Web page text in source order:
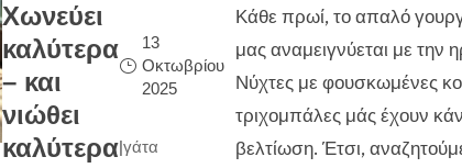
Χωνεύει
καλύτερα
– και
νιώθει
καλύτερα
13
Οκτωβρίου
2025
|γάτα
Κάθε πρωί, το απαλό
μας αναμειγνύεται με την
Νύχτες με φουσκωμένες
τριχομπάλες μάς έχουν
βελτίωση. Έτσι,